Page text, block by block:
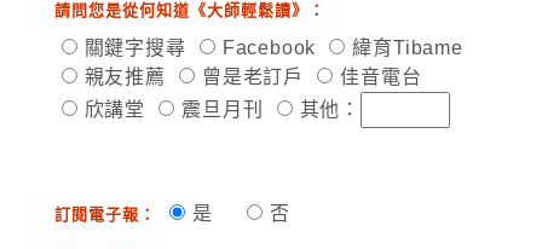
請問您是從何知道《大師輕鬆讀》：
關鍵字搜尋 Facebook
緯育Tibame
親友推薦
曾是老訂戶
佳音電台
欣講堂
震旦月刊 其他：
訂閱電子報： 是 否